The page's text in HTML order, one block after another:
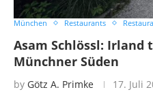
München Restaurants
Asam Schlössl:
Münchner Süden
by Götz A. Primke 17. Juli